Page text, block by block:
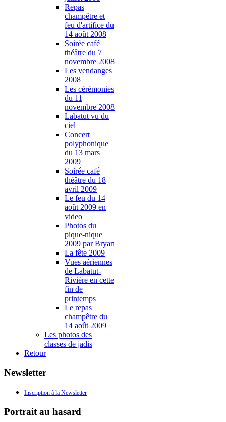
Repas
champêtre et
feu d'artifice du
14 août 2008
Soirée café
théâtre du 7
novembre 2008
Les vendanges
2008
Les cérémonies
du 11
novembre 2008
Labatut vu du
ciel
Concert
polyphonique
du 13 mars
2009
Soirée café
théâtre du 18
avril 2009
Le feu du 14
août 2009 en
video
Photos du
pique-nique
2009 par Bryan
La fête 2009
Vues aériennes
de Labatut-
Rivière en cette
fin de
printemps
Le repas
champêtre du
14 août 2009
Les photos des
classes de jadis
Retour
Newsletter
Inscription à la Newsletter
Portrait au hasard